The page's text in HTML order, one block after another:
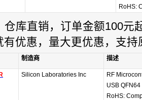
RoHS:
库直销，订单金额100元
有优惠，量大更优惠，支持
制造商 描述
Silicon Laboratories Inc
RF
USB
RoHS: